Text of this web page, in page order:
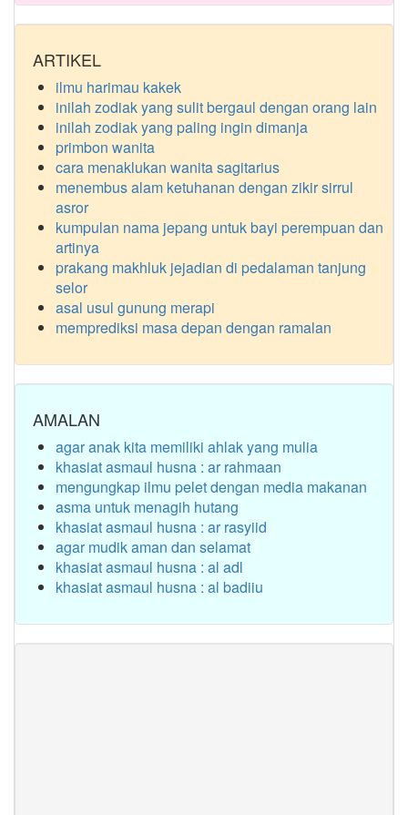
ARTIKEL
ilmu harimau kakek
inilah zodiak yang sulit bergaul dengan orang lain
inilah zodiak yang paling ingin dimanja
primbon wanita
cara menaklukan wanita sagitarius
menembus alam ketuhanan dengan zikir sirrul
asror
kumpulan nama jepang untuk bayi perempuan dan
artinya
prakang makhluk jejadian di pedalaman tanjung
selor
asal usul gunung merapi
memprediksi masa depan dengan ramalan
AMALAN
agar anak kita memiliki ahlak yang mulia
khasiat asmaul husna : ar rahmaan
mengungkap ilmu pelet dengan media makanan
asma untuk menagih hutang
khasiat asmaul husna : ar rasyiid
agar mudik aman dan selamat
khasiat asmaul husna : al adl
khasiat asmaul husna : al badiiu